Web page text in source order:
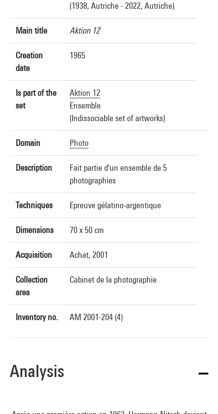
(1938, Autriche - 2022, Autriche)
Main title Aktion 12
Creation
date
1965
Is part of the
set
Aktion 12
Ensemble
(Indissociable set of artworks)
Domain Photo
Description
Fait partie d'un ensemble de 5
photographies
Techniques Epreuve gélatino-argentique
Dimensions 70 x 50 cm
Acquisition Achat, 2001
Collection
area
Cabinet de la photographie
Inventory no. AM 2001-204 (4)
Analysis